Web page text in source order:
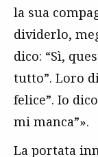
la sua
dividerlo,
dico: “Sì,
tutto”. Loro
felice”. Io
mi manca”».
La portata